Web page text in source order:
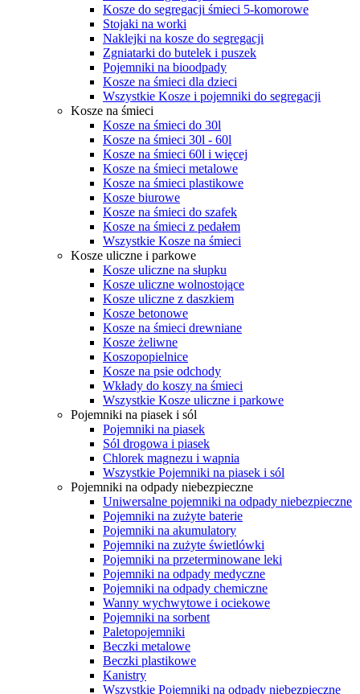
Kosze do segregacji śmieci 5-komorowe
Stojaki na worki
Naklejki na kosze do segregacji
Zgniatarki do butelek i puszek
Pojemniki na bioodpady
Kosze na śmieci dla dzieci
Wszystkie Kosze i pojemniki do segregacji
Kosze na śmieci
Kosze na śmieci do 30l
Kosze na śmieci 30l - 60l
Kosze na śmieci 60l i więcej
Kosze na śmieci metalowe
Kosze na śmieci plastikowe
Kosze biurowe
Kosze na śmieci do szafek
Kosze na śmieci z pedałem
Wszystkie Kosze na śmieci
Kosze uliczne i parkowe
Kosze uliczne na słupku
Kosze uliczne wolnostojące
Kosze uliczne z daszkiem
Kosze betonowe
Kosze na śmieci drewniane
Kosze żeliwne
Koszopopielnice
Kosze na psie odchody
Wkłady do koszy na śmieci
Wszystkie Kosze uliczne i parkowe
Pojemniki na piasek i sól
Pojemniki na piasek
Sól drogowa i piasek
Chlorek magnezu i wapnia
Wszystkie Pojemniki na piasek i sól
Pojemniki na odpady niebezpieczne
Uniwersalne pojemniki na odpady niebezpieczne
Pojemniki na zużyte baterie
Pojemniki na akumulatory
Pojemniki na zużyte świetlówki
Pojemniki na przeterminowane leki
Pojemniki na odpady medyczne
Pojemniki na odpady chemiczne
Wanny wychwytowe i ociekowe
Pojemniki na sorbent
Paletopojemniki
Beczki metalowe
Beczki plastikowe
Kanistry
Wszystkie Pojemniki na odpady niebezpieczne